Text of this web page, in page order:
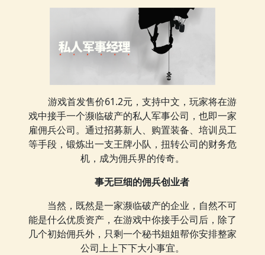
游戏首发售价61.2元，支持中文，玩家将在游
戏中接手一个濒临破产的私人军事公司，也即一家
雇佣兵公司。通过招募新人、购置装备、培训员工
等手段，锻炼出一支王牌小队，扭转公司的财务危
机，成为佣兵界的传奇。
事无巨细的佣兵创业者
当然，既然是一家濒临破产的企业，自然不可
能是什么优质资产，在游戏中你接手公司后，除了
几个初始佣兵外，只剩一个秘书姐姐帮你安排整家
公司上上下下大小事宜。